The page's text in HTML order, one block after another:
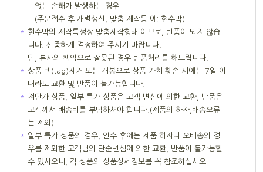
없는 손해가 발생하는 경우
(주문접수 후 개별생산, 맞춤 제작등 예: 현수막)
＊ 현수막의 제작특성상 맞춤제작형태 이므로, 반품이 되지 않습
니다. 신중하게 결정하여 주시기 바랍니다.
단, 본사의 책임으로 잘못된 경우 반품처리를 해드립니다.
＊ 상품 택(tag)제거 또는 개봉으로 상품 가치 훼손 시에는 7일 이
내라도 교환 및 반품이 불가능합니다.
＊ 저단가 상품, 일부 특가 상품은 고객 변심에 의한 교환, 반품은
고객께서 배송비를 부담하셔야 합니다.(제품의 하자,배송오류
는 제외)
＊ 일부 특가 상품의 경우, 인수 후에는 제품 하자나 오배송의 경
우를 제외한 고객님의 단순변심에 의한 교환, 반품이 불가능할
수 있사오니, 각 상품의 상품상세정보를 꼭 참조하십시오.